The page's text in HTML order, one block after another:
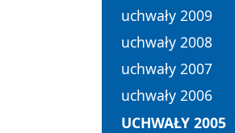
uchwały 2009
uchwały 2008
uchwały 2007
uchwały 2006
UCHWAŁY 2005